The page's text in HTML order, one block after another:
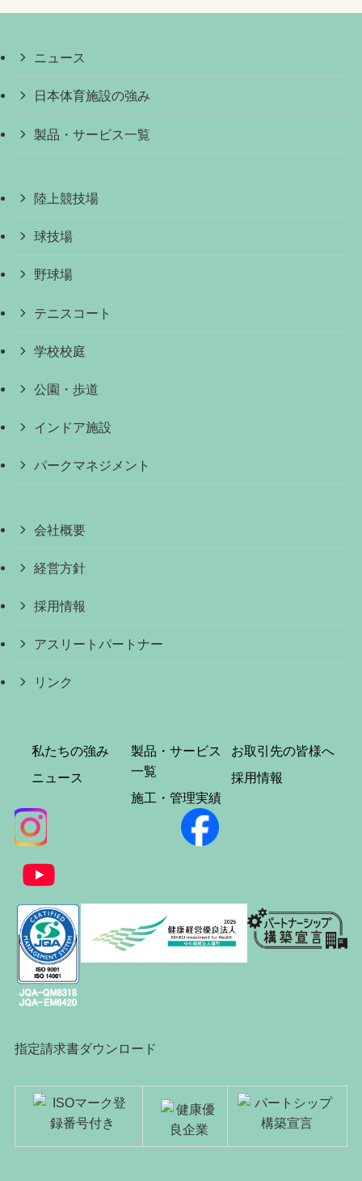
ニュース
日本体育施設の強み
製品・サービス一覧
陸上競技場
球技場
野球場
テニスコート
学校校庭
公園・歩道
インドア施設
パークマネジメント
会社概要
経営方針
採用情報
アスリートパートナー
リンク
私たちの強み
ニュース
製品・サービス
一覧
施工・管理実績
お取引先の皆様へ
採用情報
指定請求書ダウンロード